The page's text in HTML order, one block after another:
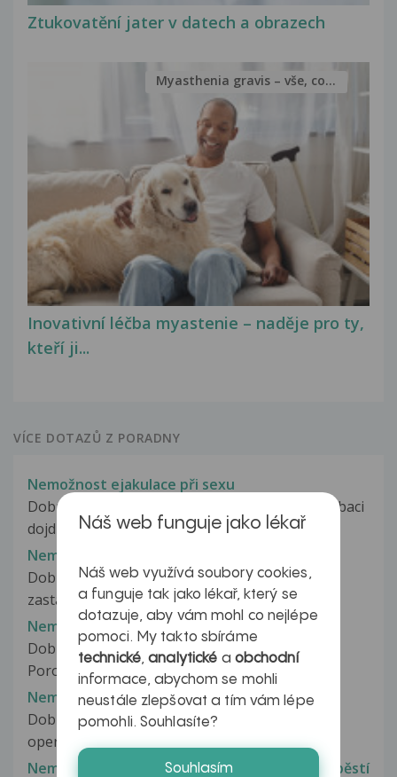
Ztukovatění jater v datech a obrazech
Inovativní léčba myastenie – naděje pro ty,
kteří ji...
Myasthenia gravis – vše, co...
VÍCE DOTAZŮ Z PORADNY
Nemožnost ejakulace při sexu
Dobrý den, chtěl bych se optat, sám při masturbaci
dojdu k orgasmu celkem rychle,...
Nemožnost flexe a extenze nohy (kolene)
Dobrý den, na začátku zaří 2013 jsem prudce
zastavila z rychlého běhu a noha...
Nemožnost močit po porodu
Dobrý den, v pátek jsem porodila syna-3900g.
Porod to byl vyvolavany kvůli velkému...
Nemožnost najít práci, kvůli zdraví
Dobrý den, když jsem se narodil, musel jsem na
operaci Anatomická korekce -...
Nemožnost natáhnout ruku při zlomenině zápěstí
Náš web funguje jako lékař
Náš web využívá soubory cookies,
a funguje tak jako lékař, který se
dotazuje, aby vám mohl co nejlépe
pomoci. My takto sbíráme
technické,analytické a obchodní
informace, abychom se mohli
neustále zlepšovat a tím vám lépe
pomohli. Souhlasíte?
Souhlasím